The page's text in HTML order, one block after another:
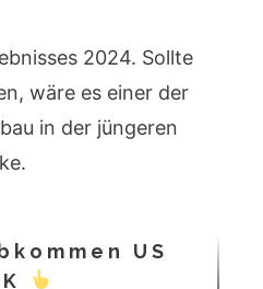
2024. Sollte
wäre es einer der
in der jüngeren
US